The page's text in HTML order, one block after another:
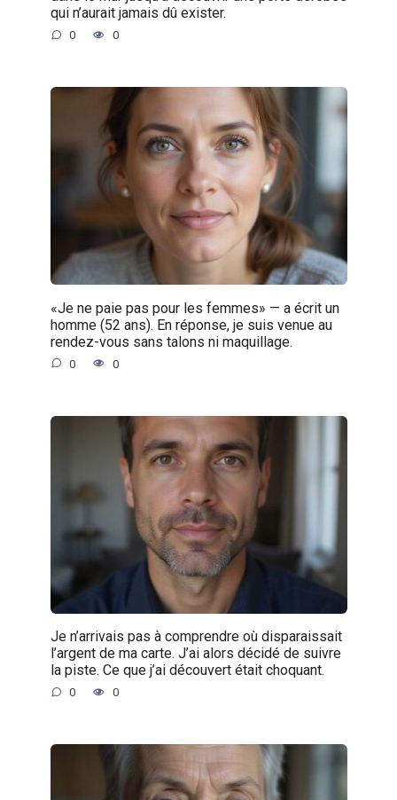
qui n’aurait jamais dû exister.
0 0
«Je ne paie pas pour les femmes» — a écrit un
homme (52 ans). En réponse, je suis venue au
rendez-vous sans talons ni maquillage.
0 0
Je n’arrivais pas à comprendre où disparaissait
l’argent de ma carte. J’ai alors décidé de suivre
la piste. Ce que j’ai découvert était choquant.
0 0